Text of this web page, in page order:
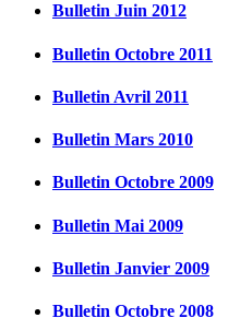
Bulletin Juin 2012
Bulletin Octobre 2011
Bulletin Avril 2011
Bulletin Mars 2010
Bulletin Octobre 2009
Bulletin Mai 2009
Bulletin Janvier 2009
Bulletin Octobre 2008